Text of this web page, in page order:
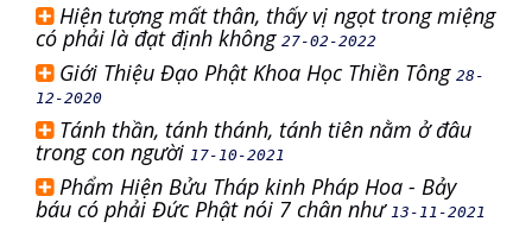
Hiện tượng mất thân, thấy vị ngọt trong miệng
có phải là đạt định không 27-02-2022
Giới Thiệu Đạo Phật Khoa Học Thiền Tông 28-
12-2020
Tánh thần, tánh thánh, tánh tiên nằm ở đâu
trong con người 17-10-2021
Phẩm Hiện Bửu Tháp kinh Pháp Hoa - Bảy
báu có phải Đức Phật nói 7 chân như 13-11-2021